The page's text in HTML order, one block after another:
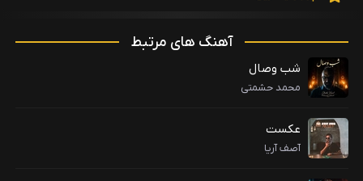
آهنگ های مرتبط
شب وصال
محمد حشمتی
عکست
آصف آریا